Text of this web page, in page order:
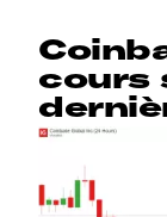
cours